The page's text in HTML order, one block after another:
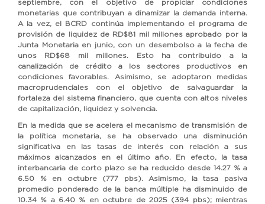
septiembre, con el objetivo de propiciar condiciones
monetarias que contribuyan a dinamizar la demanda interna.
A la vez, el BCRD continúa implementando el programa de
provisión de liquidez de RD$81 mil millones aprobado por la
Junta Monetaria en junio, con un desembolso a la fecha de
unos RD$68 mil millones. Esto ha contribuido a la
canalización de crédito a los sectores productivos en
condiciones favorables. Asimismo, se adoptaron medidas
macroprudenciales con el objetivo de salvaguardar la
fortaleza del sistema financiero, que cuenta con altos niveles
de capitalización, liquidez y solvencia.
En la medida que se acelera el mecanismo de transmisión de
la política monetaria, se ha observado una disminución
significativa en las tasas de interés con relación a sus
máximos alcanzados en el último año. En efecto, la tasa
interbancaria de corto plazo se ha reducido desde 14.27 % a
6.50 % en octubre (777 pbs). Asimismo, la tasa pasiva
promedio ponderado de la banca múltiple ha disminuido de
10.34 % a 6.40 % en octubre de 2025 (394 pbs); mientras